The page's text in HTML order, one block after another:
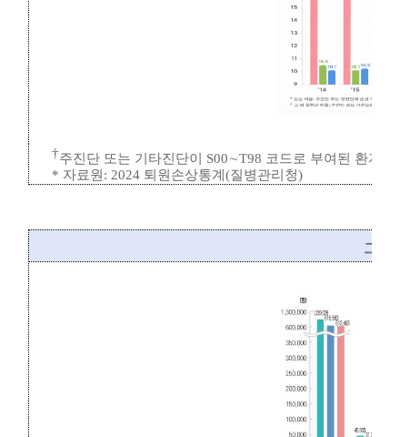
†주진단 또는 기타진단이 S00∼T98 코드로 부여된 환자
* 자료원 : 2024 퇴원손상통계(질병관리청)
그림